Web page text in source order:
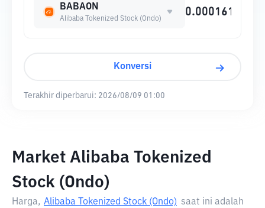
BABAON
Alibaba Tokenized Stock (Ondo)
Konversi
Terakhir diperbarui: 2026/08/09 01:00
Market Alibaba Tokenized
Stock (Ondo)
Harga, Alibaba Tokenized Stock (Ondo) saat ini adalah